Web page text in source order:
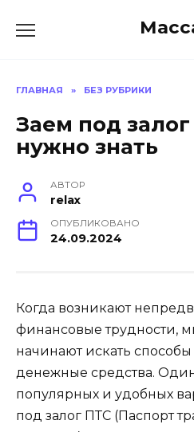
ГЛАВНАЯ » БЕЗ РУБРИКИ
Заем под
нужно знать
АВТОР
relax
ОПУБЛИКОВАНО
24.09.2024
Когда возникают
финансовые трудности,
начинают искать
денежные средства.
популярных и удобных
под залог ПТС (Паспорт